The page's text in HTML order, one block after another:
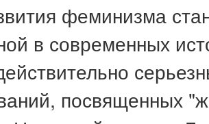
феминизма
в современных
посвященных